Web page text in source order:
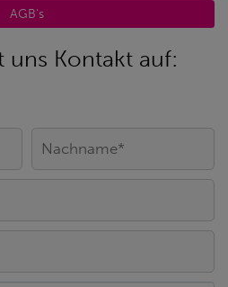
AGB's
uns Kontakt auf: